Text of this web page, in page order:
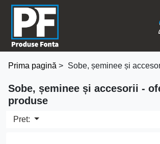
Prima pagină > Sobe, șeminee și
Sobe, șeminee și accesorii -
produse
Pret: